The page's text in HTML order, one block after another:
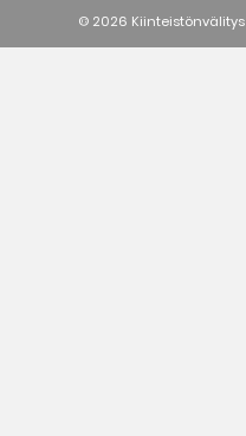
© 2026 Kiinteistönvälitys